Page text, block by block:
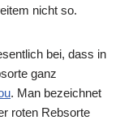
nicht so.
bei, dass in
ganz
. Man bezeichnet
roten Rebsorte